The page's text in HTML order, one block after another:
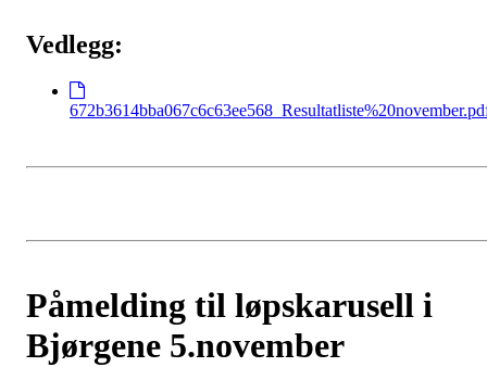
Vedlegg:
Påmelding til løpskarusell i
Bjørgene 5.november